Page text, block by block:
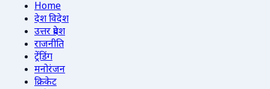
Home
देश विदेश
उत्तर प्रदेश
राजनीति
ट्रेंडिंग
मनोरंजन
क्रिकेट